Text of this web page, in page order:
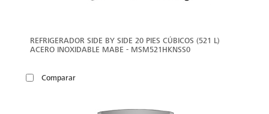
REFRIGERADOR SIDE BY SIDE 20 PIES CÚBICOS (521 L)
ACERO INOXIDABLE MABE - MSM521HKNSS0
Comparar